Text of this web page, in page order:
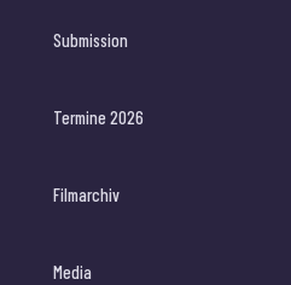
Submission
Termine 2026
Filmarchiv
Media